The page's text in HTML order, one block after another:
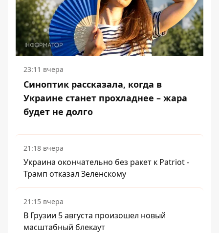
23:11 вчера
Синоптик рассказала, когда в
Украине станет прохладнее – жара
будет не долго
21:18 вчера
Украина окончательно без ракет к Patriot -
Трамп отказал Зеленскому
21:15 вчера
В Грузии 5 августа произошел новый
масштабный блекаут